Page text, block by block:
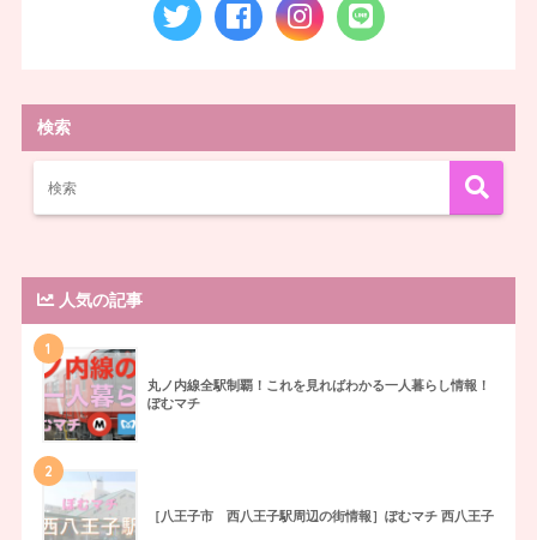
検索
人気の記事
1
丸ノ内線全駅制覇！これを見ればわかる一人暮らし情報！
ぽむマチ
2
［八王子市 西八王子駅周辺の街情報］ぽむマチ 西八王子